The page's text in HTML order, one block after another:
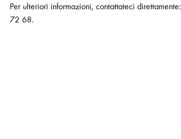
Per ulteriori informazioni, contattateci direttamente:
72 68.